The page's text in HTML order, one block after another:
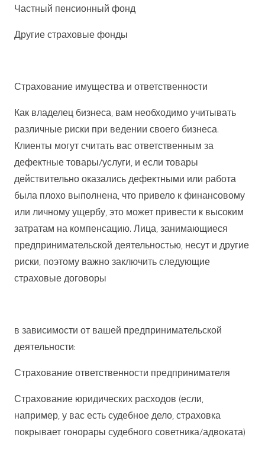
Частный пенсионный фонд
Другие страховые фонды
Страхование имущества и ответственности
Как владелец бизнеса, вам необходимо учитывать
различные риски при ведении своего бизнеса.
Клиенты могут считать вас ответственным за
дефектные товары/услуги, и если товары
действительно оказались дефектными или работа
была плохо выполнена, что привело к финансовому
или личному ущербу, это может привести к высоким
затратам на компенсацию. Лица, занимающиеся
предпринимательской деятельностью, несут и другие
риски, поэтому важно заключить следующие
страховые договоры
в зависимости от вашей предпринимательской
деятельности:
Страхование ответственности предпринимателя
Страхование юридических расходов (если,
например, у вас есть судебное дело, страховка
покрывает гонорары судебного советника/адвоката)